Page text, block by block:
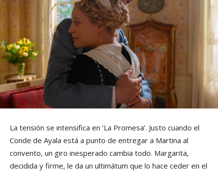
La tensión se intensifica en ‘La Promesa’. Justo cuando el
Conde de Ayala está a punto de entregar a Martina al
convento, un giro inesperado cambia todo. Margarita,
decidida y firme, le da un ultimátum que lo hace ceder en el